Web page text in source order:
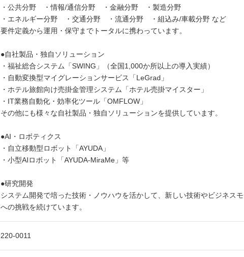
・公共分野 ・情報/通信分野 ・金融分野 ・製造分野
・エネルギー分野 ・交通分野 ・流通分野 ・組込み/車載分野 など
要件定義から運用・保守までトータルに携わっています。
●自社製品・独自ソリューション
・福祉総合システム「SWING」（全国1,000か所以上の導入実績）
・自動変換型マイグレーションサービス「LeGrad」
・ホテル旅館向け売掛金管理システム「ホテル売掛マイスター」
・IT業務自動化・効率化ツール「OMFLOW」
その他にも様々な自社製品・独自ソリューションを提供しています。
●AI・ロボティクス
・自立移動型ロボット「AYUDA」
・小型AIロボット「AYUDA-MiraMe」等
●研究開発
システム開発で培った技術・ノウハウを活かして、新しい技術やビジネス
への挑戦を続けています。
220-0011